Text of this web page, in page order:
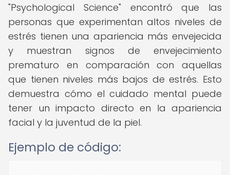
"Psychological Science" encontró que las
personas que experimentan altos niveles de
estrés tienen una apariencia más envejecida
y muestran signos de envejecimiento
prematuro en comparación con aquellas
que tienen niveles más bajos de estrés. Esto
demuestra cómo el cuidado mental puede
tener un impacto directo en la apariencia
facial y la juventud de la piel.
Ejemplo de código: